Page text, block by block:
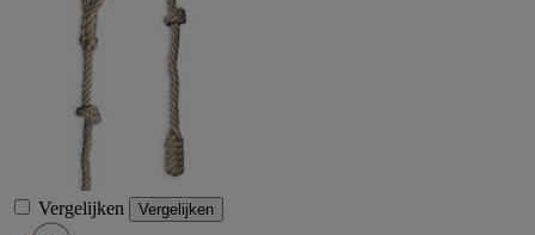
Vergelijken Vergelijken